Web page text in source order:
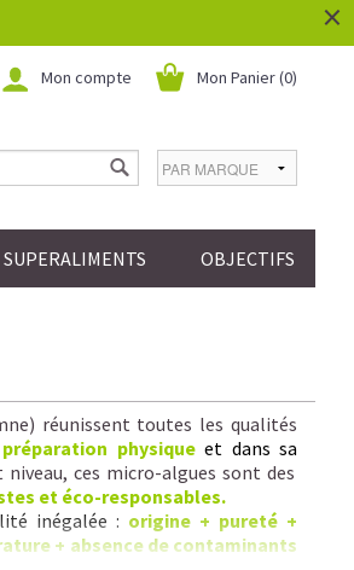
×
Mon Panier (0)
Mon compte
SUPERALIMENTS OBJECTIFS
réunissent toutes les qualités
préparation physique et dans sa
ces micro-algues sont des
et éco-responsables.
inégalée : origine + pureté +
+ absence de contaminants